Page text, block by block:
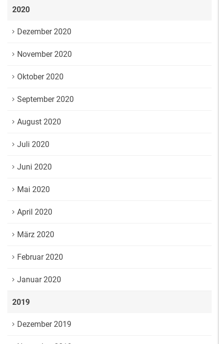
2020
Dezember 2020
November 2020
Oktober 2020
September 2020
August 2020
Juli 2020
Juni 2020
Mai 2020
April 2020
März 2020
Februar 2020
Januar 2020
2019
Dezember 2019